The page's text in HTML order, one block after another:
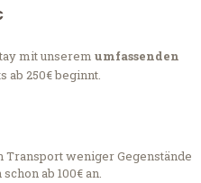
mit unserem umfassenden
ab 250€ beginnt.
Transport weniger Gegenstände
ab 100€ an.